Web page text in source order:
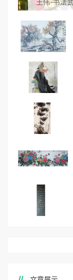
王伟-书法